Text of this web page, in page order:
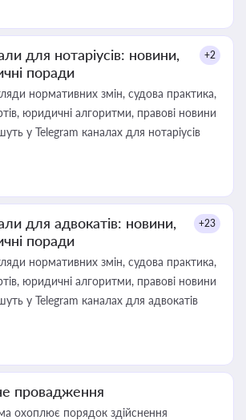
для нотаріусів: новини,
поради
+2
нормативних змін, судова практика,
юридичні алгоритми, правові новини
у Telegram каналах для нотаріусів
для адвокатів: новини,
поради
+23
нормативних змін, судова практика,
юридичні алгоритми, правові новини
у Telegram каналах для адвокатів
провадження
охоплює порядок здійснення